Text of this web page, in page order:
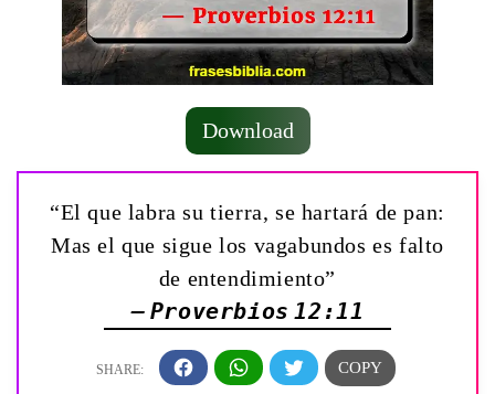
Download
“El que labra su tierra, se hartará de pan:
Mas el que sigue los vagabundos es falto
de entendimiento”
— Proverbios 12:11